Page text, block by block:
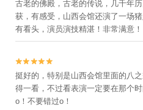
古老的佛殿，古老的传说，几千年
获，有感受，山西会馆还演了一场
有看头，演员演技精湛！非常满意！


挺好的，特别是山西会馆里面的八
得一看，不过看表演一定要在那个
o！不要错过o！